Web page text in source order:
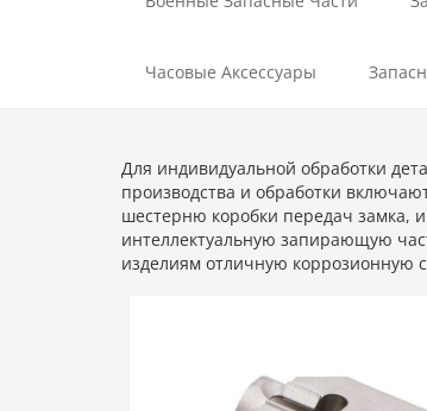
Часовые Аксессуары
Для индивидуальной обработки
производства и обработки
шестерню коробки передач замка,
интеллектуальную запирающую
изделиям отличную коррозионную